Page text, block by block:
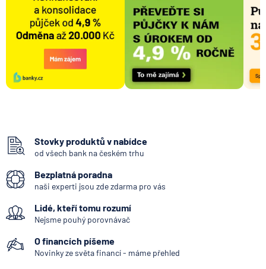
Stovky produktů v nabídce
od všech bank na českém trhu
Bezplatná poradna
naši experti jsou zde zdarma pro vás
Lidé, kteří tomu rozumí
Nejsme pouhý porovnávač
O financích píšeme
Novinky ze světa financí - máme přehled